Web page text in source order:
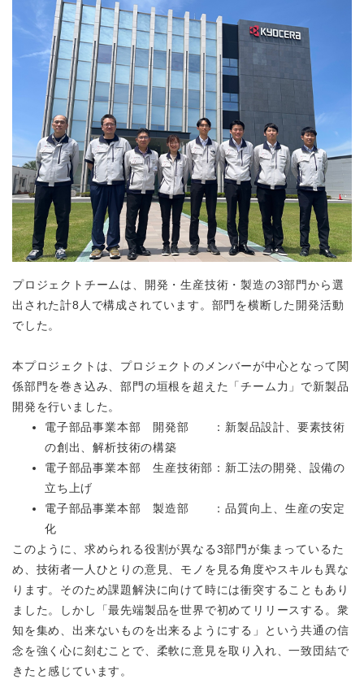
プロジェクトチームは、開発・生産技術・製造の3部門から選
出された計8人で構成されています。部門を横断した開発活動
でした。
本プロジェクトは、プロジェクトのメンバーが中心となって関
係部門を巻き込み、部門の垣根を超えた「チーム力」で新製品
開発を行いました。
電子部品事業本部 開発部 ：新製品設計、要素技術
の創出、解析技術の構築
電子部品事業本部 生産技術部：新工法の開発、設備の
立ち上げ
電子部品事業本部 製造部 ：品質向上、生産の安定
化
このように、求められる役割が異なる3部門が集まっているた
め、技術者一人ひとりの意見、モノを見る角度やスキルも異な
ります。そのため課題解決に向けて時には衝突することもあり
ました。しかし「最先端製品を世界で初めてリリースする。衆
知を集め、出来ないものを出来るようにする」という共通の信
念を強く心に刻むことで、柔軟に意見を取り入れ、一致団結で
きたと感じています。